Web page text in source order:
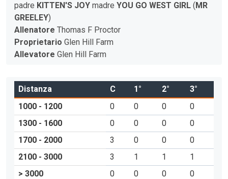
padre KITTEN'S JOY madre YOU GO WEST GIRL (MR
GREELEY)
Allenatore Thomas F Proctor
Proprietario Glen Hill Farm
Allevatore Glen Hill Farm
Distanza C 1° 2°
3°
1000 - 1200
0 0 0
0
1300 - 1600
0 0 0
0
1700 - 2000
3 0 0
0
2100 - 3000
3 1 1
1
> 3000
0 0 0 0